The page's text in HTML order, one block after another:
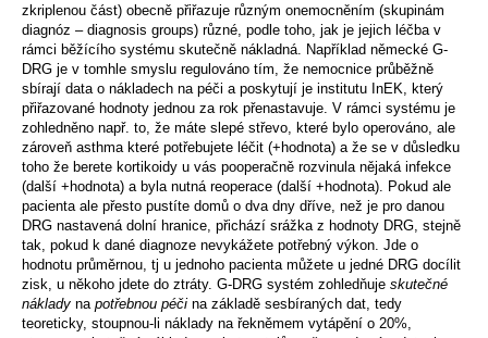
zkriplenou část) obecně přiřazuje různým onemocněním (skupinám
diagnóz – diagnosis groups) různé, podle toho, jak je jejich léčba v
rámci běžícího systému skutečně nákladná. Například německé G-
DRG je v tomhle smyslu regulováno tím, že nemocnice průběžně
sbírají data o nákladech na péči a poskytují je institutu InEK, který
přiřazované hodnoty jednou za rok přenastavuje. V rámci systému je
zohledněno např. to, že máte slepé střevo, které bylo operováno, ale
zároveň asthma které potřebujete léčit (+hodnota) a že se v důsledku
toho že berete kortikoidy u vás pooperačně rozvinula nějaká infekce
(další +hodnota) a byla nutná reoperace (další +hodnota). Pokud ale
pacienta ale přesto pustíte domů o dva dny dříve, než je pro danou
DRG nastavená dolní hranice, přichází srážka z hodnoty DRG, stejně
tak, pokud k dané diagnoze nevykážete potřebný výkon. Jde o
hodnotu průměrnou, tj u jednoho pacienta můžete u jedné DRG docílit
zisk, u někoho jdete do ztráty. G-DRG systém zohledňuje skutečné
náklady na potřebnou péči na základě sesbíraných dat, tedy
teoreticky, stoupnou-li náklady na řekněmem vytápění o 20%,